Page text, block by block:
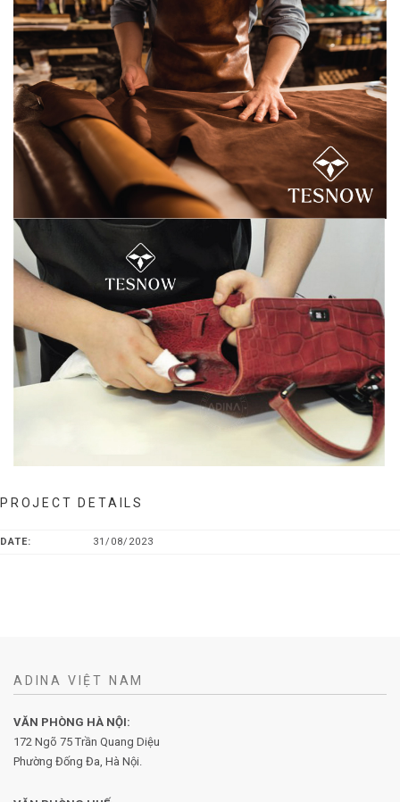
PROJECT DETAILS
DATE: 31/08/2023
ADINA VIỆT NAM
VĂN PHÒNG HÀ NỘI:
172 Ngõ 75 Trần Quang Diệu
Phường Đống Đa, Hà Nội.